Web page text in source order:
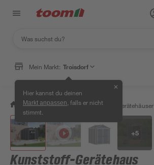
Mein Markt: Troisdorf
Hier kannst du deinen
Markt anpassen , falls er nicht
stimmt.
✕
/ Garten & Freizeit / Garten- & Gerätehäuser
+5
Kunststoff-Gerätehaus